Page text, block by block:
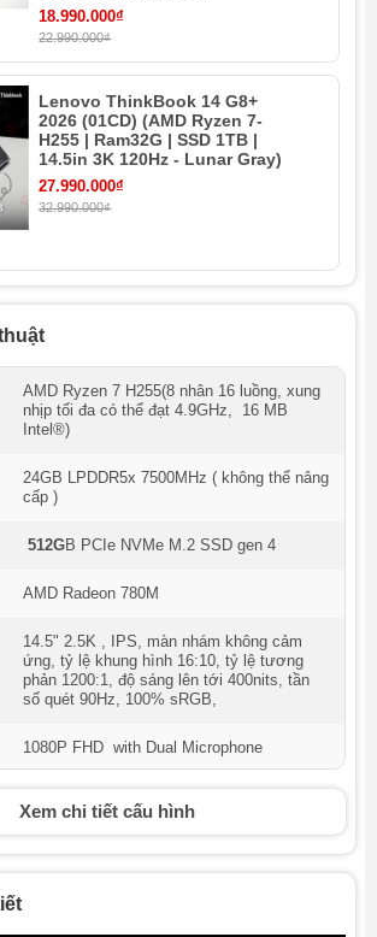
18.990.000₫
22.990.000₫
Lenovo ThinkBook 14 G8+
2026 (01CD) (AMD Ryzen 7-
H255 | Ram32G | SSD 1TB |
14.5in 3K 120Hz - Lunar Gray)
27.990.000₫
32.990.000₫
AMD Ryzen 7 H255(8 nhân 16 luồng, xung
nhịp tối đa có thể đạt 4.9GHz, 16 MB
Intel®)
24GB LPDDR5x 7500MHz ( không thể nâng
cấp )
512GB PCIe NVMe M.2 SSD gen 4
AMD Radeon 780M
14.5" 2.5K , IPS, màn nhám không cảm
ứng, tỷ lệ khung hình 16:10, tỷ lệ tương
phản 1200:1, độ sáng lên tới 400nits, tần
số quét 90Hz, 100% sRGB,
1080P FHD with Dual Microphone
1x USB 3.2 Gen 1
1x USB 2.0 (ẩn)
1x USB-C 3.2 Gen 2 (hỗ trợ truyền
dữ liệu, Power Delivery 3.0 và
DisplayPort)
Xem chi tiết cấu hình